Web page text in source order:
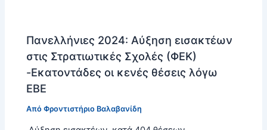
Πανελλήνιες 2024: Αύξηση εισακτέων
στις Στρατιωτικές Σχολές (ΦΕΚ)
-Εκατοντάδες οι κενές θέσεις λόγω
ΕΒΕ
ΑπόΦροντιστήριο Βαλαβανίδη